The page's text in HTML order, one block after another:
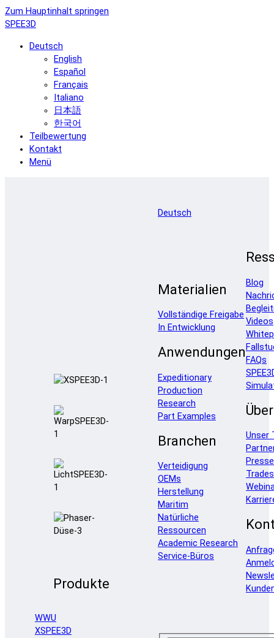
Zum Hauptinhalt springen
SPEE3D
Deutsch
English
Español
Français
Italiano
日本語
한국어
Teilbewertung
Kontakt
Menü
Produkte
WWU
XSPEE3D
Deutsch
Materialien
Vollständige Freigabe
In Entwicklung
Anwendungen
Expeditionary
Production
Research
Part Examples
Branchen
Verteidigung
OEMs
Herstellung
Maritim
Natürliche
Ressourcen
Academic Research
Service-Büros
Blog
Videos
FAQs
Über
Unser